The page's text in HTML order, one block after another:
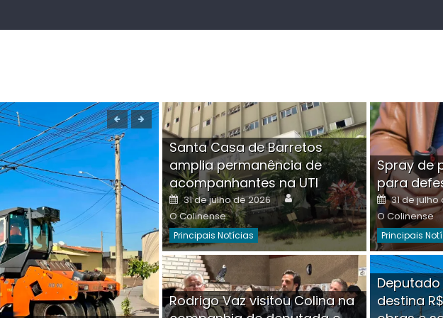
Boutique na Av. Ângelo Martins
invadida por criminoso
Santa Casa de Barretos
amplia permanência de
acompanhantes na UTI
Posted
on
31 de julho de 2026 Author
O Colinense
Principais Notícias
Spray de
para
Posted
on
31 de julho
O Colinense
Principais
Rodrigo Vaz visitou Colina na
destina